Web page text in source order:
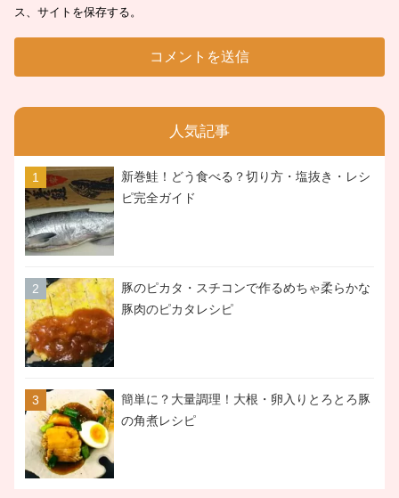
ス、サイトを保存する。
人気記事
新巻鮭！どう食べる？切り方・塩抜き・レシ
ピ完全ガイド
豚のピカタ・スチコンで作るめちゃ柔らかな
豚肉のピカタレシピ
簡単に？大量調理！大根・卵入りとろとろ豚
の角煮レシピ